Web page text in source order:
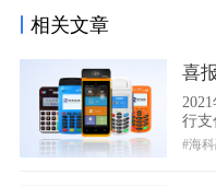
相关文章
喜
行支
#海